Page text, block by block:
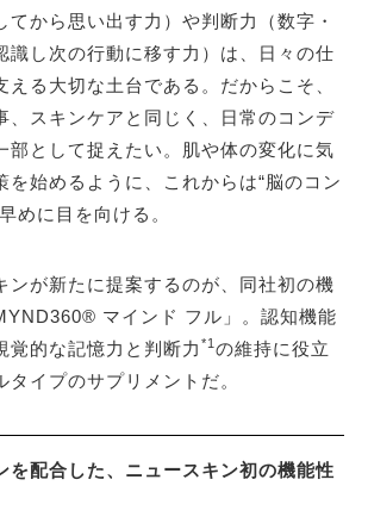
てから思い出す力）や判断力（数字・
識し次の行動に移す力）は、日々の仕
える大切な土台である。だからこそ、
、スキンケアと同じく、日常のコンデ
部として捉えたい。肌や体の変化に気
を始めるように、これからは“脳のコン
めに目を向ける。
ンが新たに提案するのが、同社初の機
マインド フル」。認知機能
覚的な記憶力と判断力 *1 の維持に役立
タイプのサプリメントだ。
を配合した、ニュースキン初の機能性